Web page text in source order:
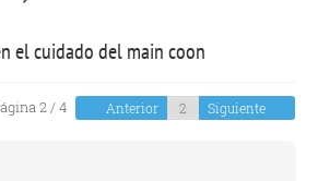
el cuidado del main coon
2 / 4 Anterior Siguiente